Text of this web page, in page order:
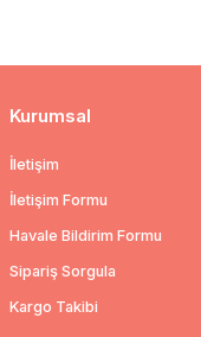
Kurumsal
İletişim
İletişim Formu
Havale Bildirim Formu
Sipariş Sorgula
Kargo Takibi